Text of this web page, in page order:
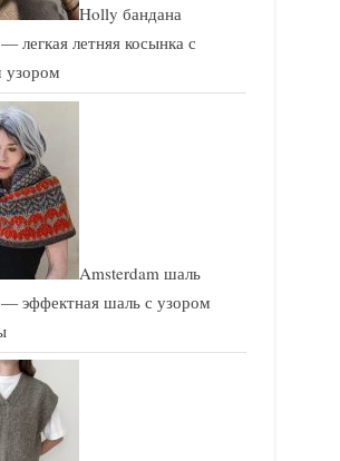
Holly бандана
легкая летняя косынка с
Amsterdam шаль
эффектная шаль с узором